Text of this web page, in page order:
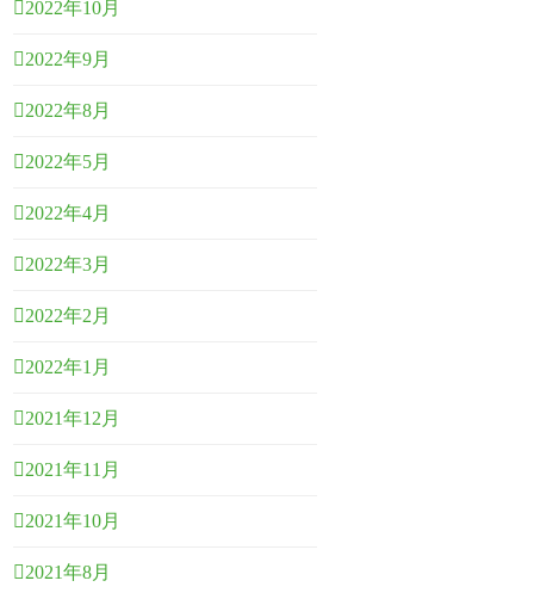
2022年10月
2022年9月
2022年8月
2022年5月
2022年4月
2022年3月
2022年2月
2022年1月
2021年12月
2021年11月
2021年10月
2021年8月